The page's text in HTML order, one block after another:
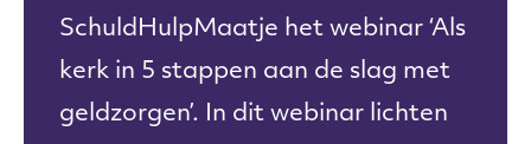
SchuldHulpMaatje het webinar ‘Als
kerk in 5 stappen aan de slag met
geldzorgen’. In dit webinar lichten